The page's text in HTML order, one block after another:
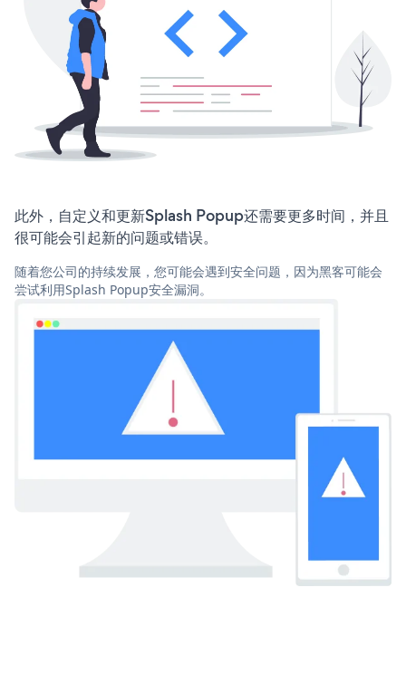
此外，自定义和更新Splash Popup还需要更多时间，并且
很可能会引起新的问题或错误。
随着您公司的持续发展，您可能会遇到安全问题，因为黑客可能会
尝试利用Splash Popup安全漏洞。